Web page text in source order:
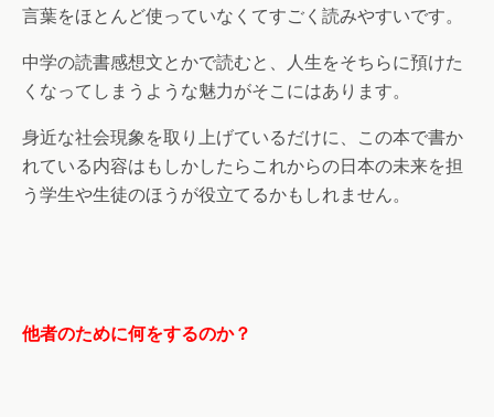
言葉をほとんど使っていなくてすごく読みやすいです。
中学の読書感想文とかで読むと、人生をそちらに預けた
くなってしまうような魅力がそこにはあります。
身近な社会現象を取り上げているだけに、この本で書か
れている内容はもしかしたらこれからの日本の未来を担
う学生や生徒のほうが役立てるかもしれません。
他者のために何をするのか？